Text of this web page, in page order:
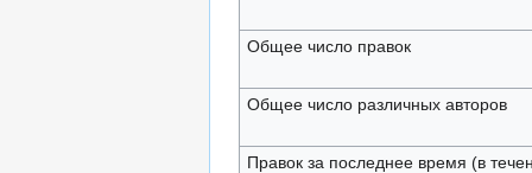
Общее число правок
Общее число различных авторов
Правок за последнее время (в